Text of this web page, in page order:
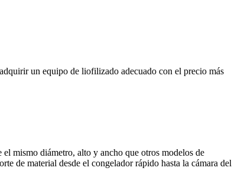
un equipo de liofilizado adecuado con el precio más
mismo diámetro, alto y ancho que otros modelos de
de material desde el congelador rápido hasta la cámara del